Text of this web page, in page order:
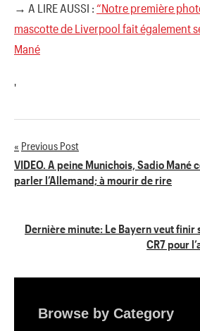
→ A LIRE AUSSI : “Notre première
mascotte de Liverpool fait également
Mané
'
Navigation
de
Previous Post
VIDEO. A peine Munichois, Sadio Mané
parler l’Allemand; à mourir de rire
Dernière minute: Le Bayern veut finir
CR7 pour
Browse by Category